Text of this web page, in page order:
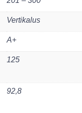
Vertikalus
A+
125
92,8